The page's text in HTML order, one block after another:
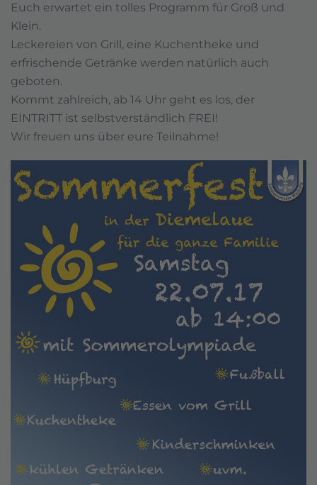
Euch erwartet ein tolles Programm für Groß und
Klein.
Leckereien von Grill, eine Kuchentheke und
erfrischende Getränke werden natürlich auch
geboten.
Kommt zahlreich, ab 14 Uhr geht es los, der
EINTRITT ist selbstverständlich FREI!
Wir freuen uns über eure Teilnahme!